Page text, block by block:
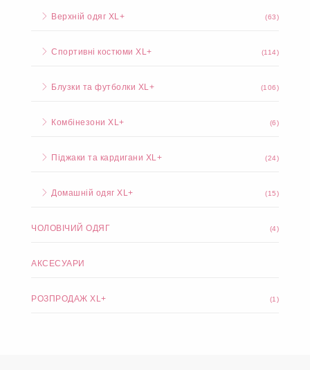
Верхній одяг XL+ (63)
Спортивні костюми XL+ (114)
Блузки та футболки XL+ (106)
Комбінезони XL+ (6)
Піджаки та кардигани XL+ (24)
Домашній одяг XL+ (15)
ЧОЛОВІЧИЙ ОДЯГ (4)
АКСЕСУАРИ
РОЗПРОДАЖ XL+ (1)